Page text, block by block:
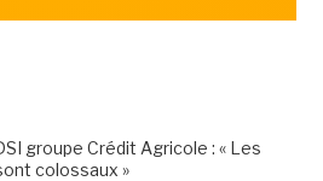
groupe Crédit Agricole : « Les
colossaux »